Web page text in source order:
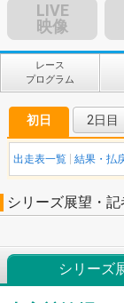
LIVE
映像
レース
プログラム
初日
出走表一覧 結果・払
2日目
シリーズ展望・
シリーズ